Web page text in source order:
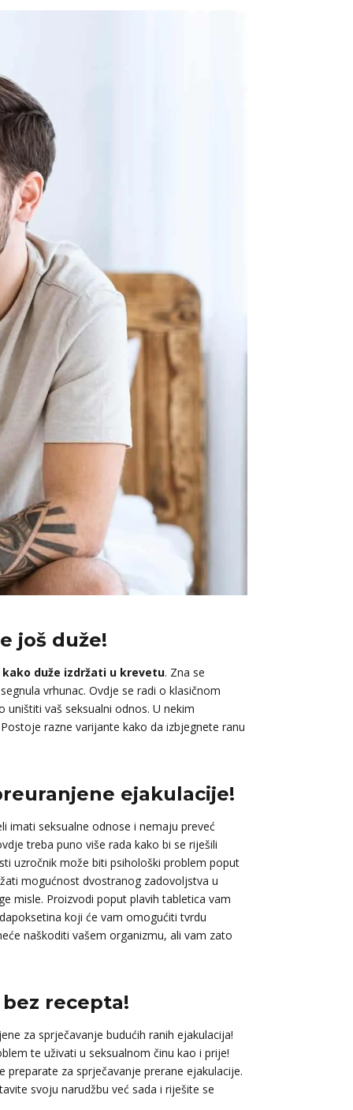
još duže!
kako duže izdržati u krevetu. Zna se
vrhunac. Ovdje se radi o klasičnom
vaš seksualni odnos. U nekim
razne varijante kako da izbjegnete ranu
ejakulacije!
imati seksualne odnose i nemaju preveć
treba puno više rada kako bi se riješili
uzročnik može biti psihološki problem poput
mogućnost dvostranog zadovoljstva u
misle. Proizvodi poput plavih tabletica vam
koji će vam omogućiti tvrdu
naškoditi vašem organizmu, ali vam zato
recepta!
za sprječavanje budućih ranih ejakulacija!
te uživati u seksualnom činu kao i prije!
za sprječavanje prerane ejakulacije.
svoju narudžbu već sada i riješite se